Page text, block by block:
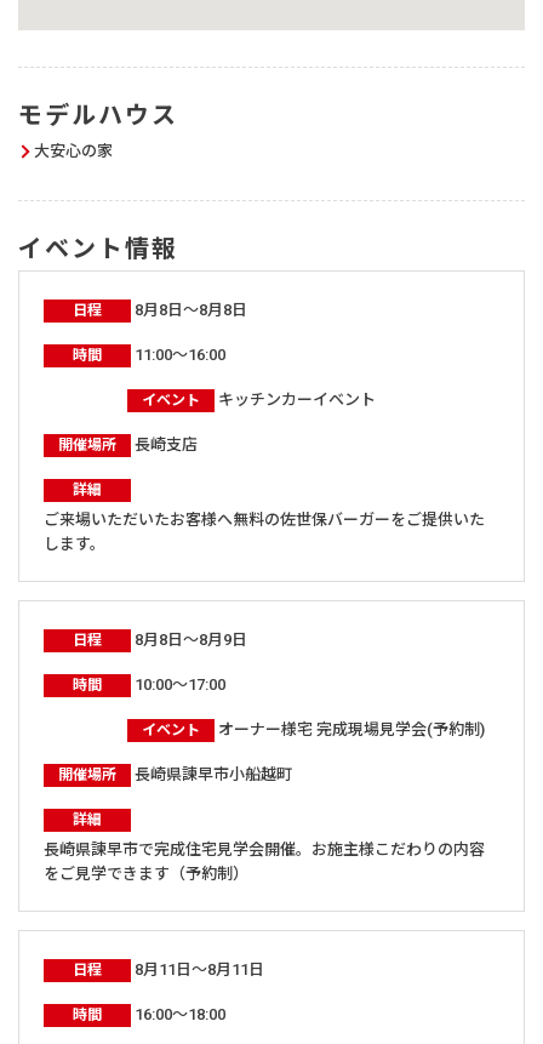
モデルハウス
大安心の家
イベント情報
日程 8月8日～8月8日
時間 11:00～16:00
イベント キッチンカーイベント
開催場所 長崎支店
詳細
ご来場いただいたお客様へ無料の佐世保バーガーをご提供いた
します。
日程 8月8日～8月9日
時間 10:00～17:00
イベント オーナー様宅 完成現場見学会(予約制)
開催場所 長崎県諫早市小船越町
詳細
長崎県諫早市で完成住宅見学会開催。お施主様こだわりの内容
をご見学できます（予約制）
日程 8月11日～8月11日
時間 16:00～18:00